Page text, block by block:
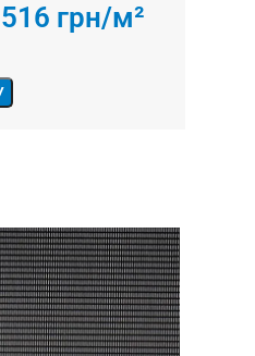
грн/м²